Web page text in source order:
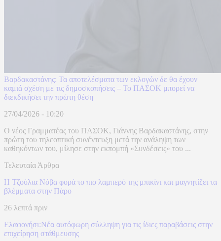
Βαρδακαστάνης: Τα αποτελέσματα των εκλογών δε θα έχουν
καμιά σχέση με τις δημοσκοπήσεις – Το ΠΑΣΟΚ μπορεί να
διεκδικήσει την πρώτη θέση
27/04/2026 - 10:20
Ο νέος Γραμματέας του ΠΑΣΟΚ, Γιάννης Βαρδακαστάνης, στην
πρώτη του τηλεοπτική συνέντευξη μετά την ανάληψη των
καθηκόντων του, μίλησε στην εκπομπή «Συνδέσεις» του ...
Τελευταία Άρθρα
Η Τζούλια Νόβα φορά το πιο λαμπερό της μπικίνι και μαγνητίζει τα
βλέμματα στην Πάρο
26 λεπτά πριν
Ελαφονήσι:Νέα αυτόφωρη σύλληψη για τις ίδιες παραβάσεις στην
επιχείρηση στάθμευσης